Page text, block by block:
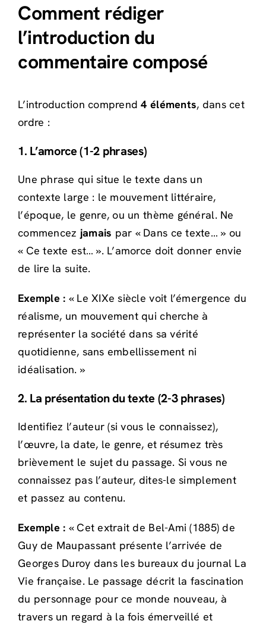
Comment rédiger
l’introduction du
commentaire composé
L’introduction comprend4 éléments, dans cet
ordre :
1. L’amorce (1-2 phrases)
Une phrase qui situe le texte dans un
contexte large : le mouvement littéraire,
l’époque, le genre, ou un thème général. Ne
commencez jamais par « Dans ce texte… » ou
« Ce texte est… ». L’amorce doit donner envie
de lire la suite.
Exemple : « Le XIXe siècle voit l’émergence du
réalisme, un mouvement qui cherche à
représenter la société dans sa vérité
quotidienne, sans embellissement ni
idéalisation. »
2. La présentation du texte (2-3 phrases)
Identifiez l’auteur (si vous le connaissez),
l’œuvre, la date, le genre, et résumez très
brièvement le sujet du passage. Si vous ne
connaissez pas l’auteur, dites-le simplement
et passez au contenu.
Exemple : « Cet extrait de Bel-Ami (1885) de
Guy de Maupassant présente l’arrivée de
Georges Duroy dans les bureaux du journal La
Vie française. Le passage décrit la fascination
du personnage pour ce monde nouveau, à
travers un regard à la fois émerveillé et